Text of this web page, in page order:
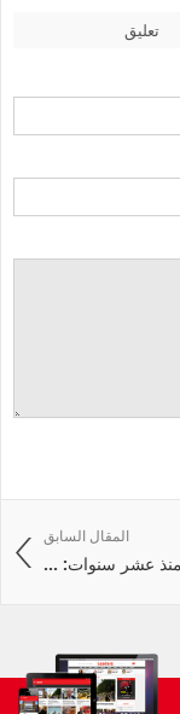
تعليق
المقال السابق
عشر سنوات: ...